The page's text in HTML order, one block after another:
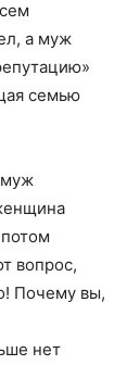
а муж
семью
муж
вопрос,
Почему вы,
нет